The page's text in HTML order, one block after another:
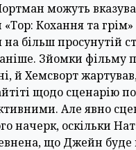
можуть
Кохання та грім»
на більш просунутій
Зйомки фільму
й Хемсворт
щодо сценарію
Але явно
начерк, оскільки
що Джейн буде